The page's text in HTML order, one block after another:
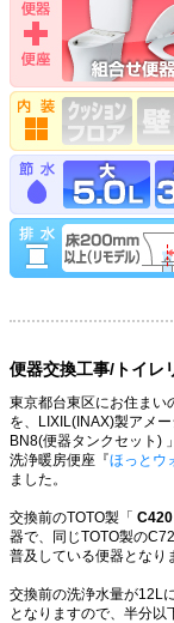
便器交換工事/トイレ
東京都台東区にお住まい
を、LIXIL(INAX)製アメ
BN8(便器タンクセット)
洗浄暖房便座『ほっとウ
ました。
交換前のTOTO製「 C420
器で、同じTOTO製の
普及している便器となり
交換前の洗浄水量が12L
となりますので、半分